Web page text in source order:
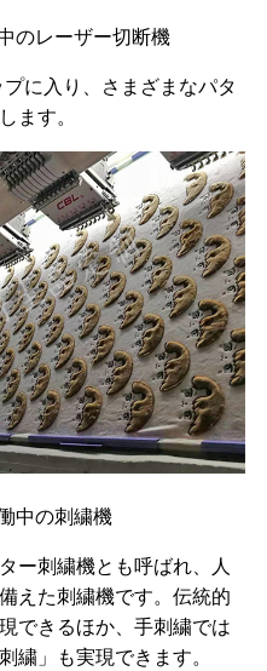
のレーザー切断機
に入り、さまざまなパタ
ます。
中の刺繍機
ー刺繍機とも呼ばれ、人
えた刺繍機です。伝統的
できるほか、手刺繍では
繍」も実現できます。